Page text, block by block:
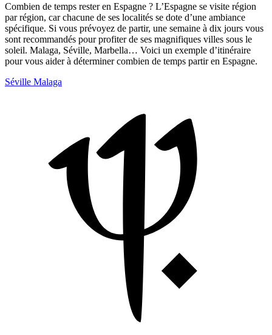
Combien de temps rester en Espagne ? L’Espagne se visite région
par région, car chacune de ses localités se dote d’une ambiance
spécifique. Si vous prévoyez de partir, une semaine à dix jours vous
sont recommandés pour profiter de ses magnifiques villes sous le
soleil. Malaga, Séville, Marbella… Voici un exemple d’itinéraire
pour vous aider à déterminer combien de temps partir en Espagne.
Séville Malaga